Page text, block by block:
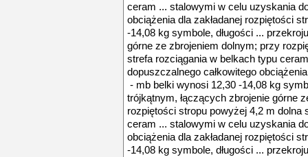
ceram ... stalowymi w celu uzyskania
obciążenia dla zakładanej rozpiętości
-14,08 kg symbole, długości ...
górne ze zbrojeniem dolnym; przy
strefa rozciągania w belkach typu
dopuszczalnego całkowitego
- mb belki wynosi 12,30 -14,08 kg
trójkątnym, łączących zbrojenie górne
rozpiętości stropu powyżej 4,2 m dolna
ceram ... stalowymi w celu uzyskania
obciążenia dla zakładanej rozpiętości
-14,08 kg symbole, długości ...